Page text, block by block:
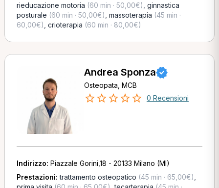
rieducazione motoria (60 min · 50,00€) ginnastica
posturale (60 min · 50,00€) massoterapia (45 min ·
60,00€) crioterapia (60 min · 80,00€)
Andrea Sponza
Osteopata, MCB
0 Recensioni
Indirizzo: Piazzale Gorini,18 - 20133 Milano (MI)
Prestazioni:trattamento osteopatico (45 min · 65,00€)